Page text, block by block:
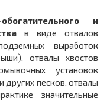
и
в виде отвалов
выработок
отвалы хвостов
установок
песков, отвалы
значительные